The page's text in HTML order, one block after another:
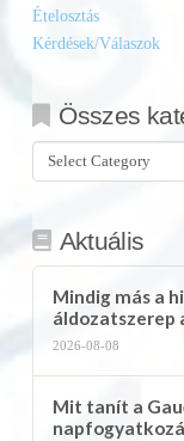
Ételosztás
Kérdések/Válaszok
Összes
Összes
kategória
Aktuális
Mindig más a
áldozatszerep
2026-08-08
Mit tanít a